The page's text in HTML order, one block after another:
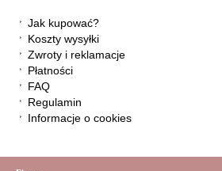
Jak kupować?
Koszty wysyłki
Zwroty i reklamacje
Płatności
FAQ
Regulamin
Informacje o cookies